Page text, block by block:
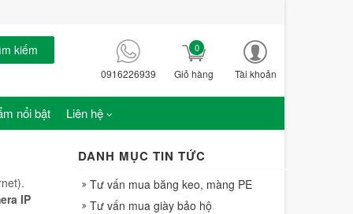
kiếm
0916226939 Giỏ hàng
0
Tài khoản
nổi bật Liên hệ
IP
DANH MỤC TIN TỨC
Tư vấn mua băng keo, màng PE
Tư vấn mua giày bảo hộ